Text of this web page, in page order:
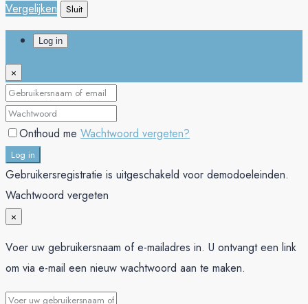
Vergelijken
Sluit
Log in
×
Onthoud me Wachtwoord vergeten?
Log in
Gebruikersregistratie is uitgeschakeld voor demodoeleinden.
Wachtwoord vergeten
×
Voer uw gebruikersnaam of e-mailadres in. U ontvangt een link
om via e-mail een nieuw wachtwoord aan te maken.